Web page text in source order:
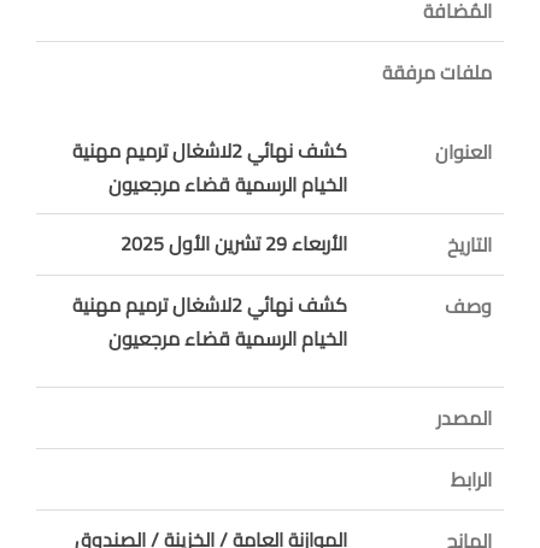
المُضافة
ملفات مرفقة
العنوان
كشف نهائي 2لاشغال ترميم مهنية
الخيام الرسمية قضاء مرجعيون
التاريخ
الأربعاء 29 تشرين الأول 2025
وصف
كشف نهائي 2لاشغال ترميم مهنية
الخيام الرسمية قضاء مرجعيون
المصدر
الرابط
المانح
الموازنة العامة / الخزينة / الصندوق